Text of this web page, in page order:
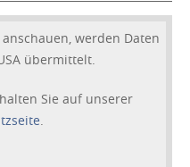
werden Daten
übermittelt.
Sie auf unserer
.